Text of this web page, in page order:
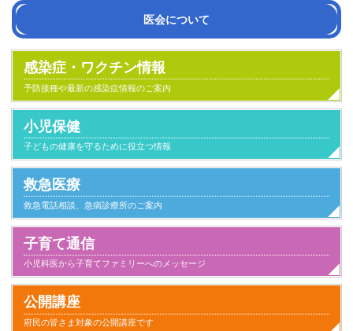
医会について
会長挨拶
沿革
医会活動の紹介
組織・役員名簿
定款
感染症・ワクチン情報
予防接種や最新の感染症情報のご案内
小児保健
子どもの健康を守るために役立つ情報
救急医療
救急電話相談、急病診療所のご案内
子育て通信
小児科医から子育てファミリーへのメッセージ
小児科とのつきあい方
子供が病気になったとき家庭でのケアと心得
家族とのかかわり
日常生活
気になること
健康にすごすために
事故と安全
病気のこと
公開講座
府民の皆さま対象の公開講座です